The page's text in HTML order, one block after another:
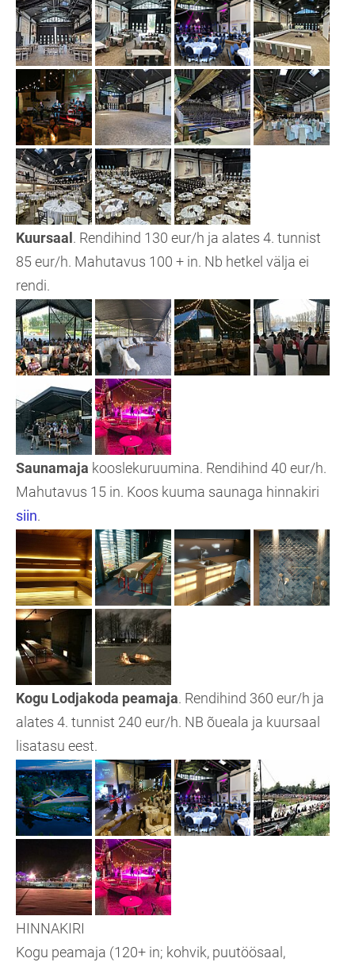
Kuursaal . Rendihind 130 eur/h ja alates 4. tunnist
85 eur/h. Mahutavus 100 + in. Nb hetkel välja ei
rendi.
Saunamaja kooslekuruumina. Rendihind 40 eur/h.
Mahutavus 15 in. Koos kuuma saunaga hinnakiri
siin.
Kogu Lodjakoda peamaja. Rendihind 360 eur/h ja
alates 4. tunnist 240 eur/h. NB õueala ja kuursaal
lisatasu eest.
HINNAKIRI
Kogu peamaja (120+ in; kohvik, puutöösaal,